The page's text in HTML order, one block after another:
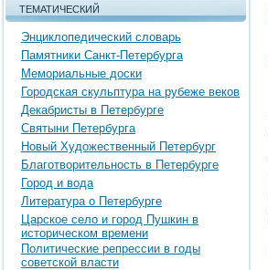
ТЕМАТИЧЕСКИЙ
Энциклопедический словарь
Памятники Санкт-Петербурга
Мемориальные доски
Городская скульптура на рубеже веков
Декабристы в Петербурге
Святыни Петербурга
Новый Художественный Петербург
Благотворительность в Петербурге
Город и вода
Литература о Петербурге
Царское село и город Пушкин в
историческом времени
Политические репрессии в годы
советской власти